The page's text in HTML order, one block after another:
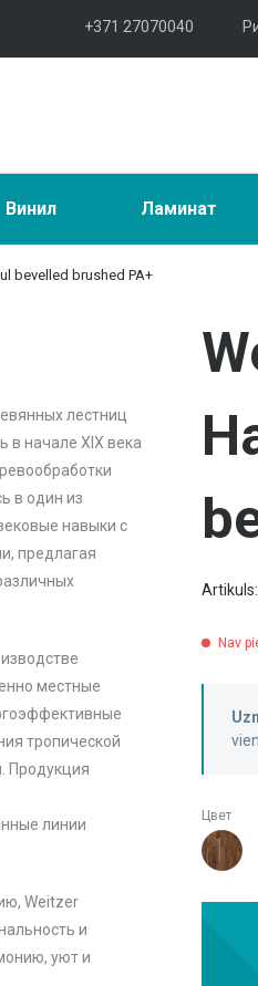
+371 27070040
Винил Ламинат
bevelled brushed PA+
лестниц
в начале XIX века
в один из
навыки с
предлагая
местные
тропической
Продукция
линии
Weitzer
и
уют и
Artikuls:
Nav
Цвет